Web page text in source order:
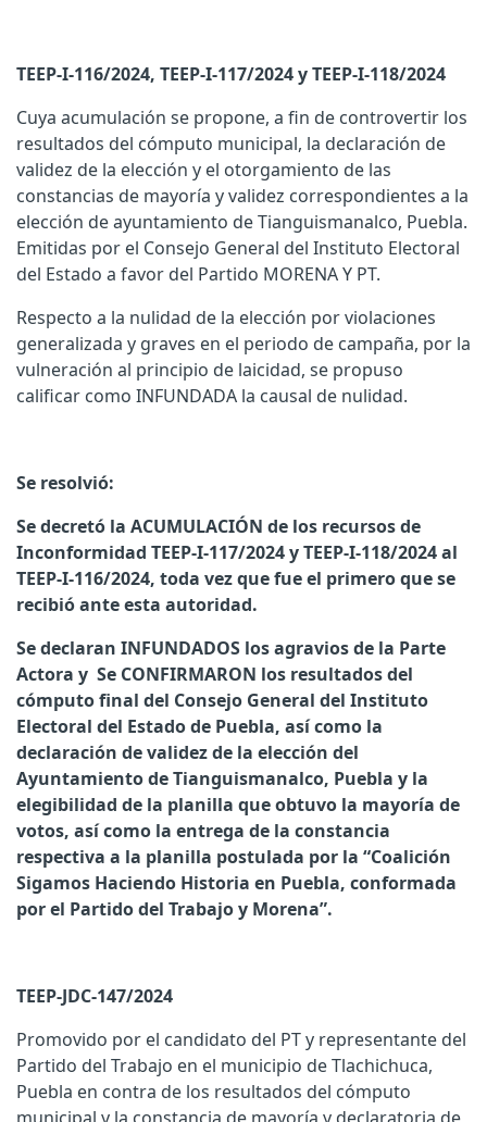
TEEP-I-116/2024, TEEP-I-117/2024 y TEEP-I-118/2024
Cuya acumulación se propone, a fin de controvertir los
resultados del cómputo municipal, la declaración de
validez de la elección y el otorgamiento de las
constancias de mayoría y validez correspondientes a la
elección de ayuntamiento de Tianguismanalco, Puebla.
Emitidas por el Consejo General del Instituto Electoral
del Estado a favor del Partido MORENA Y PT.
Respecto a la nulidad de la elección por violaciones
generalizada y graves en el periodo de campaña, por la
vulneración al principio de laicidad, se propuso
calificar como INFUNDADA la causal de nulidad.
Se resolvió:
Se decretó la ACUMULACIÓN de los recursos de
Inconformidad TEEP-I-117/2024 y TEEP-I-118/2024 al
TEEP-I-116/2024, toda vez que fue el primero que se
recibió ante esta autoridad.
Se declaran INFUNDADOS los agravios de la Parte
Actora y Se CONFIRMARON los resultados del
cómputo final del Consejo General del Instituto
Electoral del Estado de Puebla, así como la
declaración de validez de la elección del
Ayuntamiento de Tianguismanalco, Puebla y la
elegibilidad de la planilla que obtuvo la mayoría de
votos, así como la entrega de la constancia
respectiva a la planilla postulada por la “Coalición
Sigamos Haciendo Historia en Puebla, conformada
por el Partido del Trabajo y Morena”.
TEEP-JDC-147/2024
Promovido por el candidato del PT y representante del
Partido del Trabajo en el municipio de Tlachichuca,
Puebla en contra de los resultados del cómputo